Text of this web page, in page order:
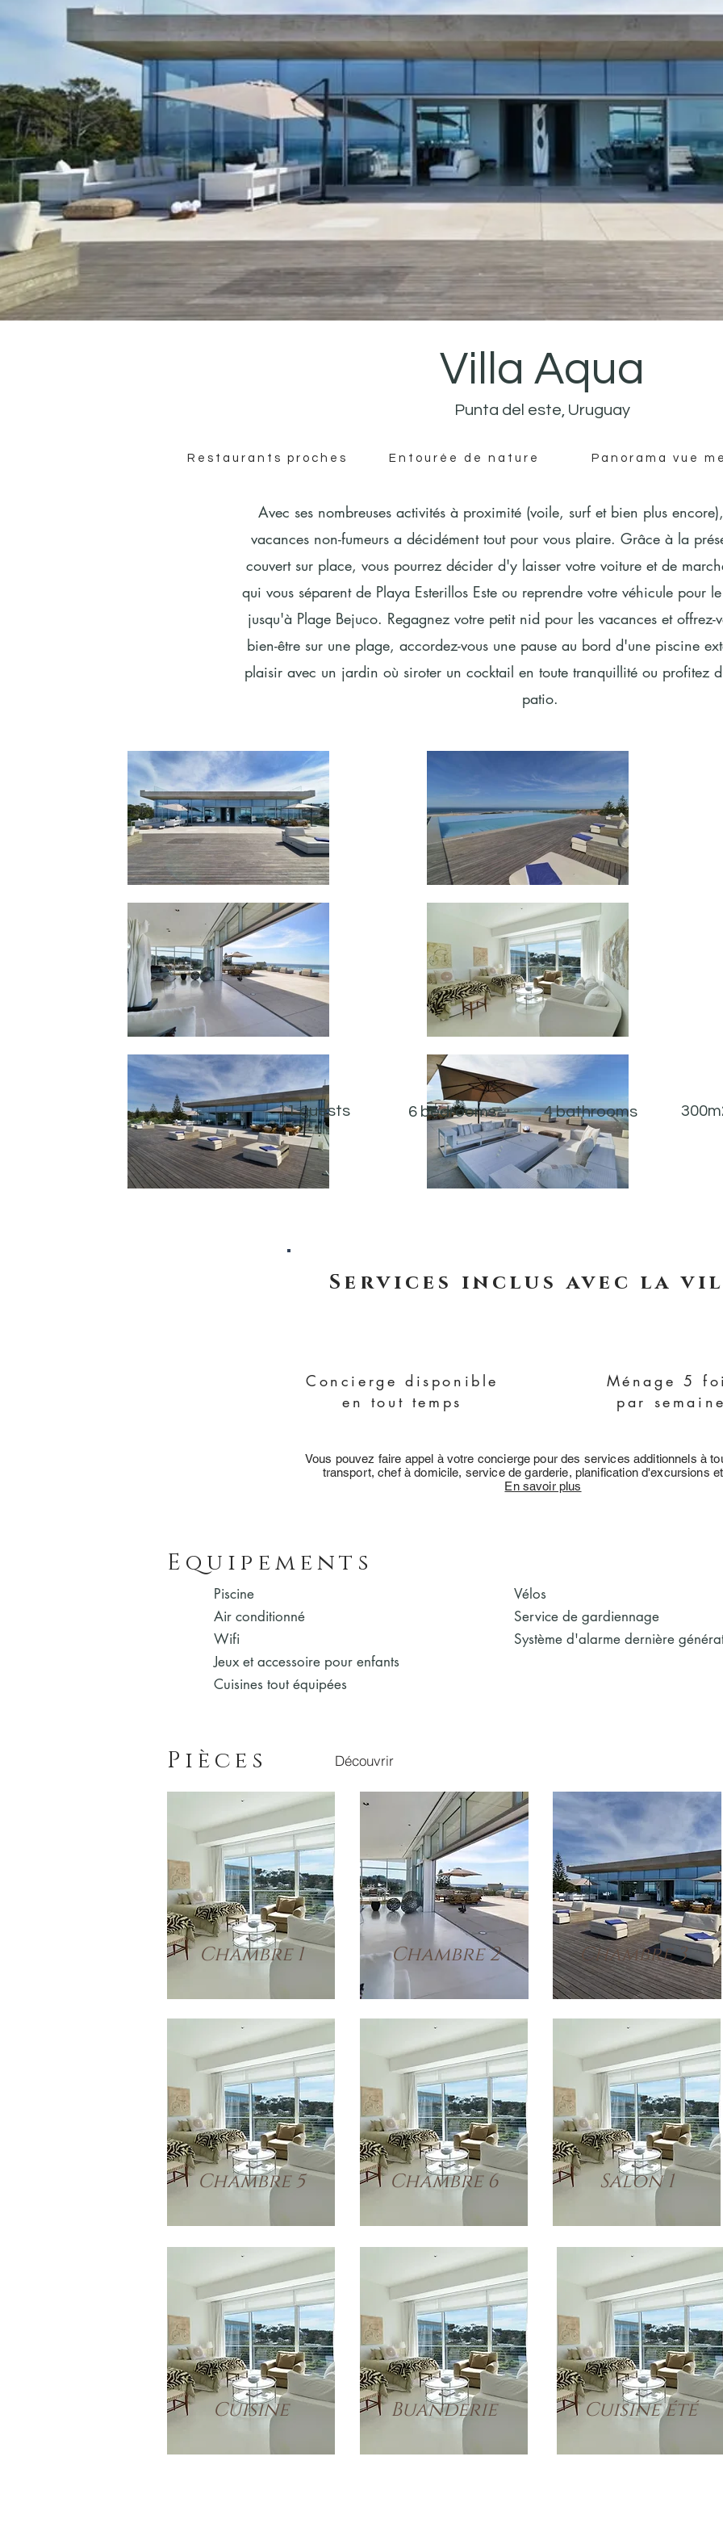
Villa Aqua
Punta del este, Uruguay
Restaurants proches Entourée de nature Panorama vue
Avec ses nombreuses activités à proximité (voile, surf et bien plus
vacances non-fumeurs a décidément tout pour vous plaire. Grâce à la
couvert sur place, vous pourrez décider d'y laisser votre voiture et de
qui vous séparent de Playa Esterillos Este ou reprendre votre véhicule pour
jusqu'à Plage Bejuco. Regagnez votre petit nid pour les vacances et offrez-
bien-être sur une plage, accordez-vous une pause au bord d'une piscine
plaisir avec un jardin où siroter un cocktail en toute tranquillité ou profitez
patio.
11 guests 4 bathrooms
6 bedrooms
Services inclus avec la
Ménage 5
par semaine
Concierge disponible
en tout temps
Vous pouvez faire appel à votre concierge pour des services additionnels à
transport, chef à domicile, service de garderie, planification d'excursions
En savoir plus
Equipements
Piscine
Air conditionné
Wifi
Jeux et accessoire pour enfants
Cuisines tout équipées
Vélos
Service de gardiennage
Système d'alarme dernière
Pièces Découvrir
Chambre 1 Chambre 2 Chambre 3
Chambre 5 Chambre 6 Salon 1
Cuisine Buanderie Cuisine été